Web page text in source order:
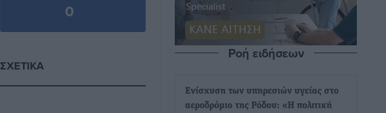
0
ΣΧΕΤΙΚΆ
Ροή ειδήσεων
Ενίσχυση των υπηρεσιών υγείας στο
αεροδρόμιο της Ρόδου: «Η πολιτική